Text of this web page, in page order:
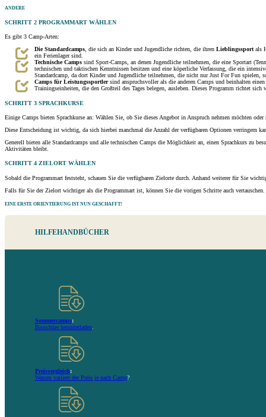
ANDERE
SCHRITT 2 PROGRAMMART WÄHLEN
Es gibt 3 Camp-Arten:
Die Standardcamps, die sich an Kinder und Jugendliche richten, die ihren Lieblingssportals
ein Ferienlager sind.
Technische Camps sind Sport-Camps, an denen Jugendliche teilnehmen, die eine Sportart
technischen und taktischen Kenntnissen besitzen und eine köperliche Verfassung, die ein
Standardcamp, da dort Kinder und Jugendliche teilnehmen, die nicht nur Just For Fun spielen,
Camps für Leistungssportlersind anspruchsvoller als die anderen Camps und beinhalten
Trainingseinheiten, die den Großteil des Tages belegen, ausleben. Dieses Programm richtet
SCHRITT 3 SPRACHKURSE
Einige Camps bieten Sprachkurse an: Wählen Sie, ob Sie dieses Angebot in Anspruch nehmen möchten oder
Diese Entscheidung ist wichtig, da sich hierbei manchmal die Anzahl der verfügbaren Optionen verringern
Generell bieten alle Standardcamps und alle technischen Camps die Möglichkeit an, einen Sprachkurs zu
Aktivitäten bleibt.
SCHRITT 4 ZIELORT WÄHLEN
Sobald die Programmart feststeht, schauen Sie die verfügbaren Zielorte durch. Anhand weiterer für Sie
Falls für Sie der Zielort wichtiger als die Programmart ist, können Sie die vorigen Schritte auch vertauschen.
EINE ERSTE ORIENTIERUNG IST NUN GESCHAFFT!
HILFEHANDBÜCHER
Sommercamps:
Broschüre herunterladen.
Preisvergleich:
Warum variiert der Preis je nach Camp?